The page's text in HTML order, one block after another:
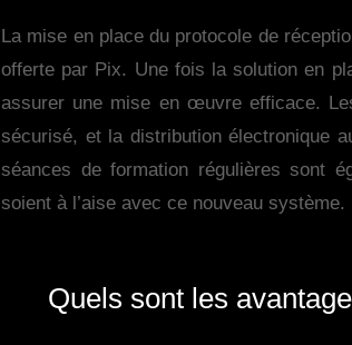
La mise en place du protocole de
offerte par Pix. Une fois la solution en
assurer une mise en œuvre efficace.
sécurisé, et la distribution électronique
séances de formation régulières sont
soient à l’aise avec ce nouveau système.
Quels sont les